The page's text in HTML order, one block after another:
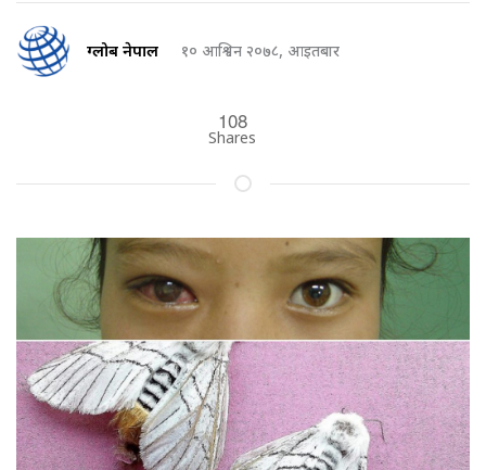
ग्लोब नेपाल १० आश्विन २०७८, आइतबार
108
Shares